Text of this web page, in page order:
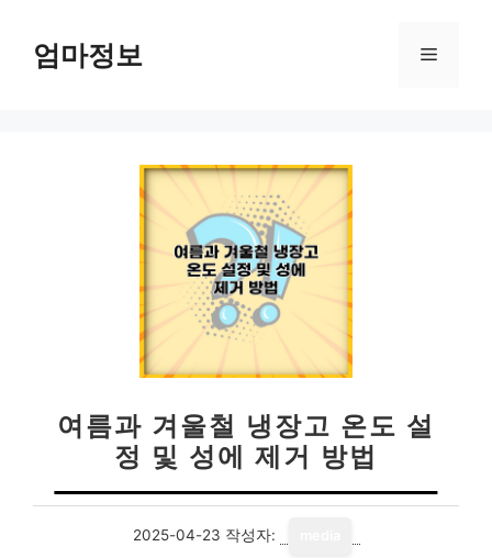
엄마정보 메
여름과 겨울철 냉장고 온도 설
정 및 성에 제거 방법
2025-04-23 작성자: